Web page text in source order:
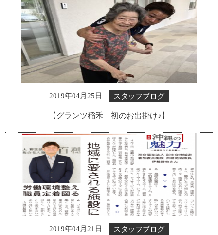
2019年04月25日 スタッフブログ
【グランツ稲禾 初のお出掛け♪】
2019年04月21日 スタッフブログ